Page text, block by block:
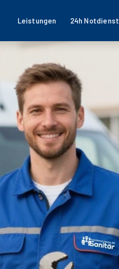
Leistungen 24h Notdienst